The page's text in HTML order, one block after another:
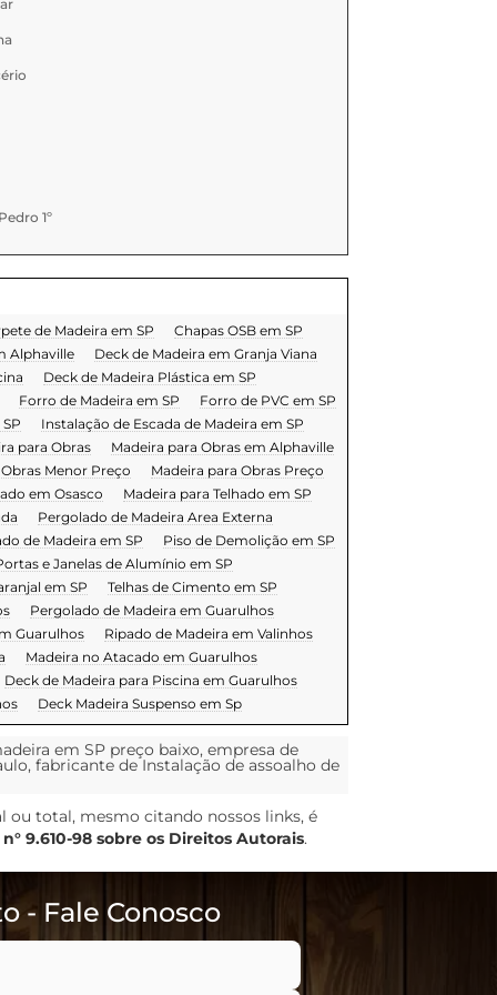
1º
de Madeira em SP
Chapas OSB em SP
Alphaville
Deck de Madeira em Granja Viana
Deck de Madeira Plástica em SP
Forro de Madeira em SP
Forro de PVC em SP
Instalação de Escada de Madeira em SP
para Obras
Madeira para Obras em Alphaville
Menor Preço
Madeira para Obras Preço
em Osasco
Madeira para Telhado em SP
Pergolado de Madeira Area Externa
de Madeira em SP
Piso de Demolição em SP
e Janelas de Alumínio em SP
em SP
Telhas de Cimento em SP
Pergolado de Madeira em Guarulhos
Guarulhos
Ripado de Madeira em Valinhos
Madeira no Atacado em Guarulhos
Deck de Madeira para Piscina em Guarulhos
Deck Madeira Suspenso em Sp
em SP preço baixo, empresa de
fabricante de Instalação de assoalho de
ou total, mesmo citando nossos links, é
n° 9.610-98 sobre os Direitos Autorais.
- Fale Conosco